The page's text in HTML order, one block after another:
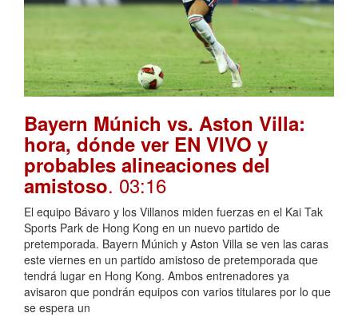
Bayern Múnich vs. Aston Villa:
hora, dónde ver EN VIVO y
probables alineaciones del
amistoso. 03:16
El equipo Bávaro y los Villanos miden fuerzas en el Kai Tak
Sports Park de Hong Kong en un nuevo partido de
pretemporada. Bayern Múnich y Aston Villa se ven las caras
este viernes en un partido amistoso de pretemporada que
tendrá lugar en Hong Kong. Ambos entrenadores ya
avisaron que pondrán equipos con varios titulares por lo que
se espera un